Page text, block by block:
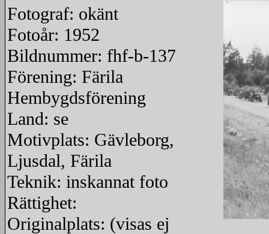
Fotograf: okänt
Fotoår: 1952
Bildnummer: fhf-b-137
Förening: Färila
Hembygdsförening
Land: se
Motivplats: Gävleborg,
Ljusdal, Färila
Teknik: inskannat foto
Rättighet:
Originalplats: (visas ej